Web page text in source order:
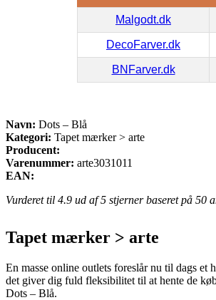
Malgodt.dk
DecoFarver.dk
BNFarver.dk
Navn: Dots – Blå
Kategori: Tapet mærker > arte
Producent:
Varenummer: arte3031011
EAN:
Vurderet til 4.9 ud af 5 stjerner baseret på 50
Tapet mærker > arte
En masse online outlets foreslår nu til dags
det giver dig fuld fleksibilitet til at hente de
Dots – Blå.